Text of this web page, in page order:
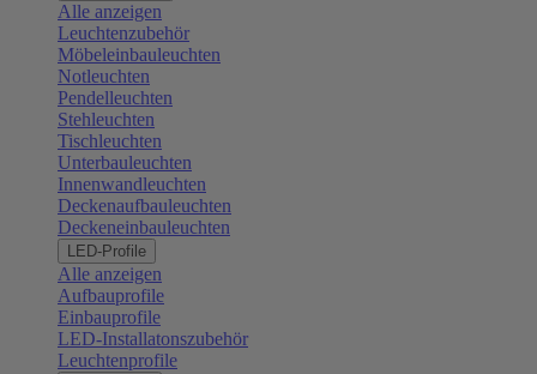
Alle anzeigen
Leuchtenzubehör
Möbeleinbauleuchten
Notleuchten
Pendelleuchten
Stehleuchten
Tischleuchten
Unterbauleuchten
Innenwandleuchten
Deckenaufbauleuchten
Deckeneinbauleuchten
LED-Profile
Alle anzeigen
Aufbauprofile
Einbauprofile
LED-Installatonszubehör
Leuchtenprofile